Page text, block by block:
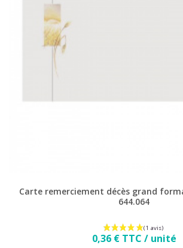
Carte remerciement décès grand
644.064
Prix
0,36 € TTC / unité